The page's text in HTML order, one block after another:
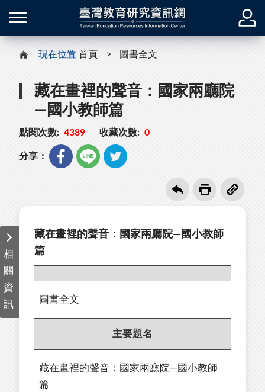
現在位置 首頁 圖書全文
藏在畫裡的聲音：國家兩廳院
—國小教師篇
點閱次數: 4389 收藏次數: 0
分享：
相
關
資
訊
藏在畫裡的聲音：國家兩廳院—國小教師
篇
圖書全文
主要題名
藏在畫裡的聲音：國家兩廳院—國小教師
篇